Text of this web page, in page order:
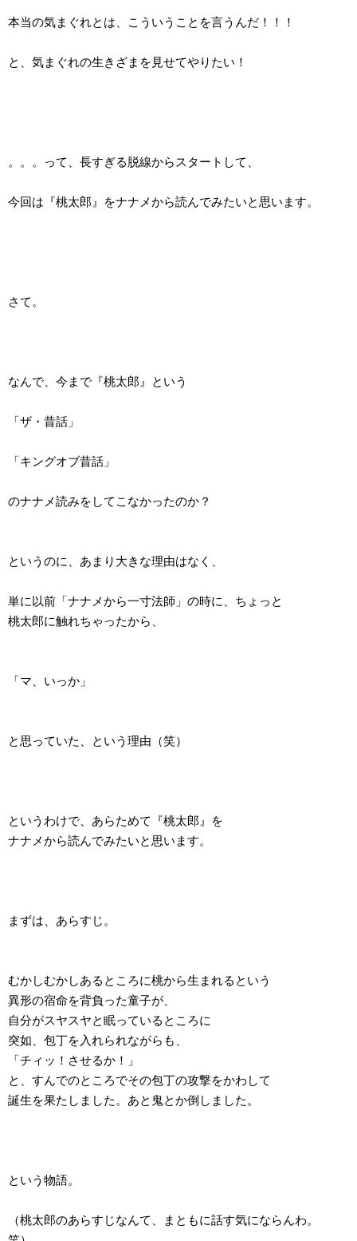
本当の気まぐれとは、こういうことを言うんだ！！！
と、気まぐれの生きざまを見せてやりたい！
。。。って、長すぎる脱線からスタートして、
今回は『桃太郎』をナナメから読んでみたいと思います。
さて。
なんで、今まで『桃太郎』という
「ザ・昔話」
「キングオブ昔話」
のナナメ読みをしてこなかったのか？
というのに、あまり大きな理由はなく、
単に以前「ナナメから一寸法師」の時に、ちょっと
桃太郎に触れちゃったから、
「マ、いっか」
と思っていた、という理由（笑）
というわけで、あらためて『桃太郎』を
ナナメから読んでみたいと思います。
まずは、あらすじ。
むかしむかしあるところに桃から生まれるという
異形の宿命を背負った童子が、
自分がスヤスヤと眠っているところに
突如、包丁を入れられながらも、
「チィッ！させるか！」
と、すんでのところでその包丁の攻撃をかわして
誕生を果たしました。あと鬼とか倒しました。
という物語。
（桃太郎のあらすじなんて、まともに話す気にならんわ。